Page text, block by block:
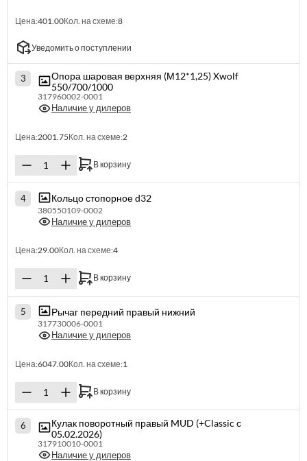
Цена:401.00Кол. на схеме:8
Уведомить о поступлении
3
Опора шаровая верхняя (М12*1,25) Xwolf
550/700/1000
317960002-0001
Наличие у дилеров
Цена:2001.75Кол. на схеме:2
В корзину
4 Кольцо стопорное d32
380550109-0002
Наличие у дилеров
Цена:29.00Кол. на схеме:4
В корзину
5 Рычаг передний правый нижний
317730006-0001
Наличие у дилеров
Цена:6047.00Кол. на схеме:1
В корзину
6
Кулак поворотный правый MUD (+Classic с
05.02.2026)
317910010-0001
Наличие у дилеров